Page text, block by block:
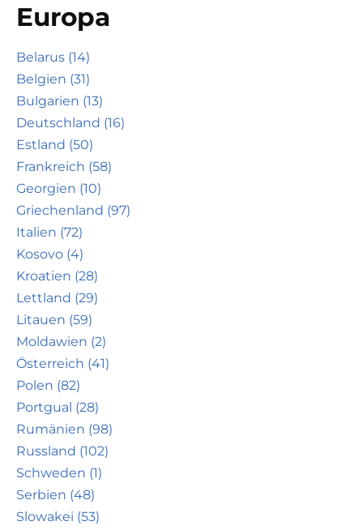
Europa
Belarus (14)
Belgien (31)
Bulgarien (13)
Deutschland (16)
Estland (50)
Frankreich (58)
Georgien (10)
Griechenland (97)
Italien (72)
Kosovo (4)
Kroatien (28)
Lettland (29)
Litauen (59)
Moldawien (2)
Österreich (41)
Polen (82)
Portgual (28)
Rumänien (98)
Russland (102)
Schweden (1)
Serbien (48)
Slowakei (53)